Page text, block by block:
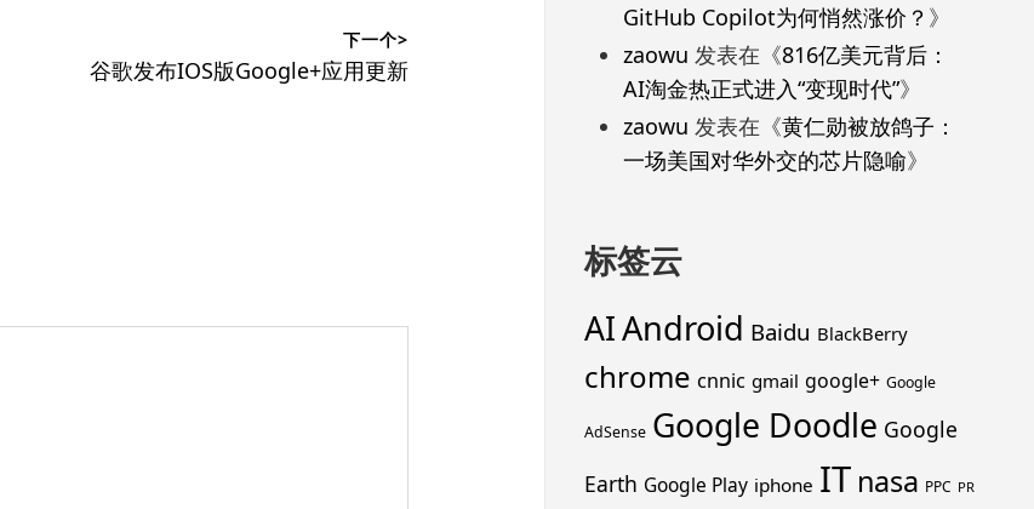
下一个>
下
谷歌发布IOS版Google+应用更新
GitHub Copilot为何悄然涨价？ 》
zaowu 发表在《816亿美元背后：
AI淘金热正式进入“变现时代”》
zaowu 发表在《黄仁勋被放鸽子：
一场美国对华外交的芯片隐喻》
标签云
AIAndroid Baidu BlackBerry
chrome cnnic gmail google+ Google
AdSense Google Doodle Google
Earth Google Play iphone IT nasa PPC PR